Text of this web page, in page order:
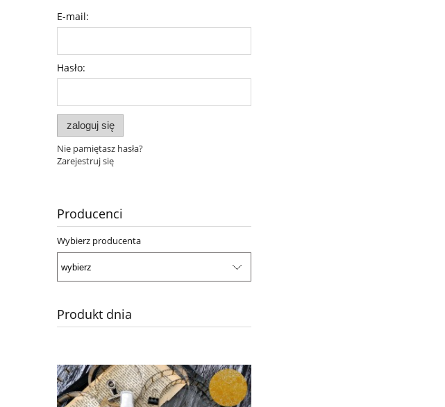
E-mail:
Hasło:
zaloguj się
Nie pamiętasz hasła?
Zarejestruj się
Producenci
Wybierz producenta
Produkt dnia